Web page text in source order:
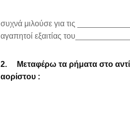
συχνά μιλούσε για τις
αγαπητοί εξαιτίας
2.
Μεταφέρω τα ρήματα στο
αορίστου :